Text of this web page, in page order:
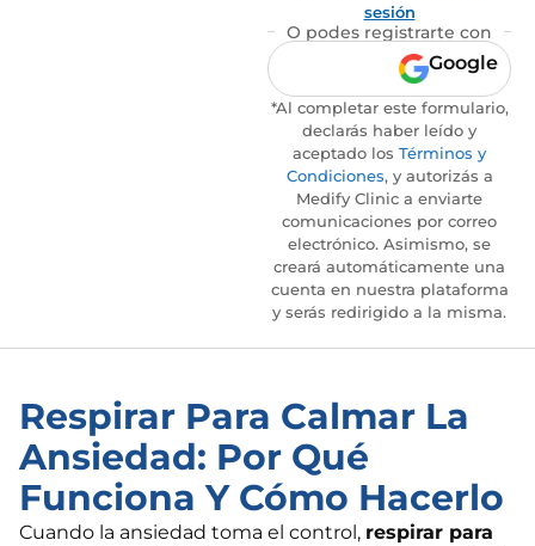
sesión
O podes registrarte con
Google
*Al completar este formulario,
declarás haber leído y
aceptado los Términos y
Condiciones, y autorizás a
Medify Clinic a enviarte
comunicaciones por correo
electrónico. Asimismo, se
creará automáticamente una
cuenta en nuestra plataforma
y serás redirigido a la misma.
Respirar Para Calmar La
Ansiedad: Por Qué
Funciona Y Cómo Hacerlo
Cuando la ansiedad toma el control, respirar para